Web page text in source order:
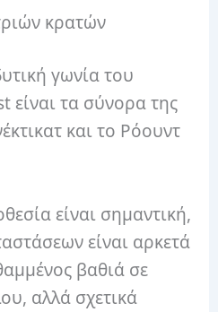
κρατών
γωνία του
είναι τα σύνορα της
και το Ρόουντ
είναι σημαντική,
είναι αρκετά
βαθιά σε
αλλά σχετικά